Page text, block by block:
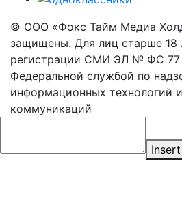
© ООО «Фокс Тайм Медиа
защищены. Для лиц старше 18
регистрации СМИ ЭЛ № ФС 77
Федеральной службой по
информационных технологий
коммуникаций
Insert